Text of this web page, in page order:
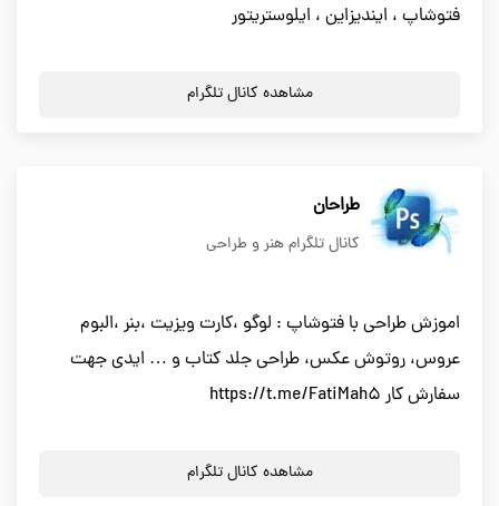
فتوشاپ ، ایندیزاین ، ایلوستریتور
مشاهده کانال تلگرام
طراحان
کانال تلگرام هنر و طراحی
اموزش طراحی با فتوشاپ : لوگو ،کارت ویزیت ،بنر ،البوم
عروس، روتوش عکس، طراحی جلد کتاب و … ایدی جهت
سفارش کار https://t.me/FatiMah5
مشاهده کانال تلگرام